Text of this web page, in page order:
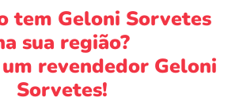
tem Geloni Sorvetes
sua região?
revendedor Geloni
Sorvetes!